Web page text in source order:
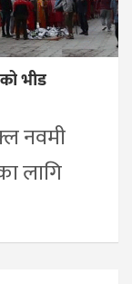
भीड
नवमी
लागि